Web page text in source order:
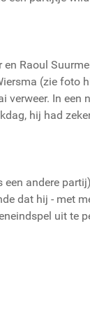
Raoul
(zie
In
hij had
andere
dat hij - met
uit te